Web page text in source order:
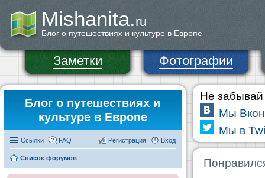
Mishanita.ru
Блог о путешествиях и культуре в Европе
Заметки Фотографии
Блог о путешествиях и
культуре в Европе
Ссылки FAQ Вход
Регистрация
Список форумов
Не забывай
Мы
Мы в